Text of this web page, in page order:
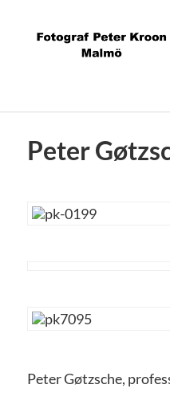
Peter
Peter Gøtzsche,